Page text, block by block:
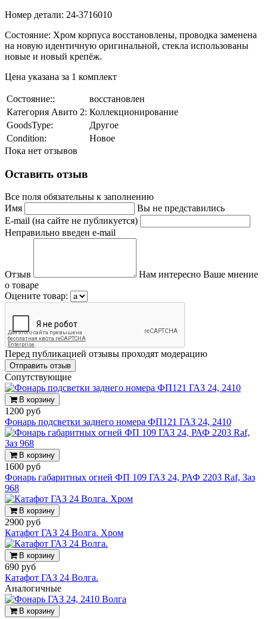
Номер детали: 24-3716010
Состояние: Хром корпуса восстановлены, проводка заменена
на новую идентичную оригинальной, стекла использованы
новые и новый крепёж.
Цена указана за 1 комплект
Состояние::
восстановлен
Категория Авито 2: Коллекционирование
GoodsType:
Другое
Condition:
Новое
Пока нет отзывов
Оставить отзыв
Все поля обязательны к заполнению
Имя
Вы не представились
E-mail (на сайте не публикуется)
Неправильно введен e-mail
Отзыв
Нам интересно Ваше мнение
о товаре
Оцените товар:
Перед публикацией отзывы проходят модерацию
Cопутствующие
В корзину
1200 руб
Фонарь подсветки заднего номера ФП121 ГАЗ 24, 2410
В корзину
1600 руб
Фонарь габаритных огней ФП 109 ГАЗ 24, РАФ 2203 Raf, Заз
968
В корзину
2900 руб
Катафот ГАЗ 24 Волга. Хром
В корзину
690 руб
Катафот ГАЗ 24 Волга.
Аналогичные
В корзину